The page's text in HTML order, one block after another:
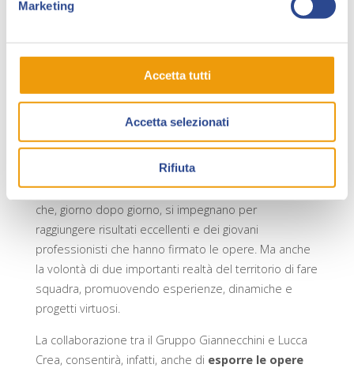
Marketing
Accetta tutti
Accetta selezionati
Rifiuta
, in grado di catturare, tradurre e riprodurre
la cooperazione, l’impegno e la positività che
caratterizzano il clima all’interno di Del Monte
Ristorazione, Viping, Caffè Bonito, Mo.Vi., Cooperativa
Sociale La Luce, Grano Salis, Del Monte Pausa Caffè,
Ilvero protagonistadi quelle immagini, infatti, è il
di moltissime persone: di tutti i
dipendenti delle aziende del Gruppo Giannecchini
che, giorno dopo giorno, si impegnano per
raggiungere risultati eccellenti e dei giovani
professionisti che hanno firmato le opere. Ma anche
la volontà di due importanti realtà del territorio di fare
squadra, promuovendo esperienze, dinamiche e
progetti virtuosi.
La collaborazione tra il Gruppo Giannecchini e Lucca
Crea, consentirà, infatti, anche di esporre le opere